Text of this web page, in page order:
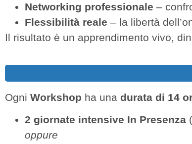
Networking professionale –
Flessibilità reale – la libertà
Il risultato è un apprendimento vivo,
Ogni Workshop ha una durata di 14
2 giornate intensive In Presenza
oppure